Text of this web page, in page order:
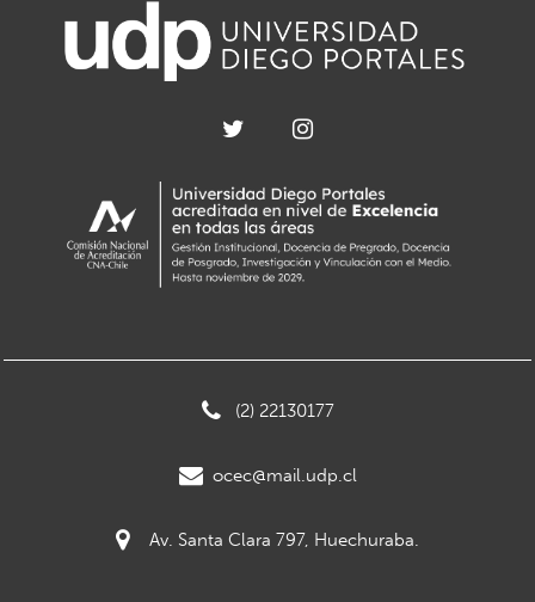
(2) 22130177
ocec@mail.udp.cl
Av. Santa Clara 797, Huechuraba.